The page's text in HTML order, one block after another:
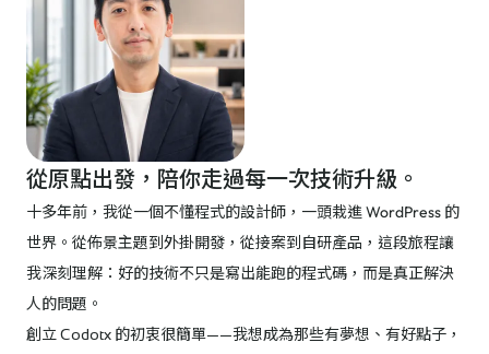
從原點出發，陪你走過每一次技術升級。
十多年前，我從一個不懂程式的設計師，一頭栽進 WordPress 的
世界。從佈景主題到外掛開發，從接案到自研產品，這段旅程讓
我深刻理解：好的技術不只是寫出能跑的程式碼，而是真正解決
人的問題。
創立Codotx 的初衷很簡單——我想成為那些有夢想、有好點子，